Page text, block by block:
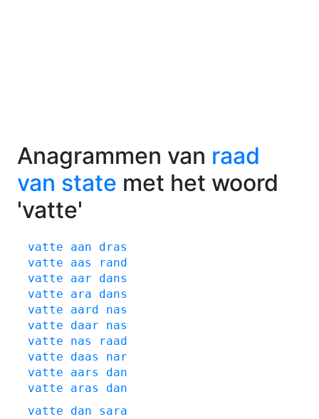
Anagrammen van raad
van state met het woord
'vatte'
vatte aan
dras
vatte
aas
rand
vatte
aar
dans
vatte
ara
dans
vatte
aard
nas
vatte
daar
nas
vatte
nas
raad
vatte
daas
nar
vatte
aars
dan
vatte
aras
dan
vatte
dan sara